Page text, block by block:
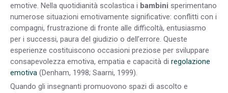
emotive. Nella quotidianità scolastica i bambini sperimentano
numerose situazioni emotivamente significative: conflitti con i
compagni, frustrazione di fronte alle difficoltà, entusiasmo
per i successi, paura del giudizio o dell’errore. Queste
esperienze costituiscono occasioni preziose per sviluppare
consapevolezza emotiva, empatia e capacità di regolazione
emotiva (Denham, 1998; Saarni, 1999).
Quando gli insegnanti promuovono spazi di ascolto e